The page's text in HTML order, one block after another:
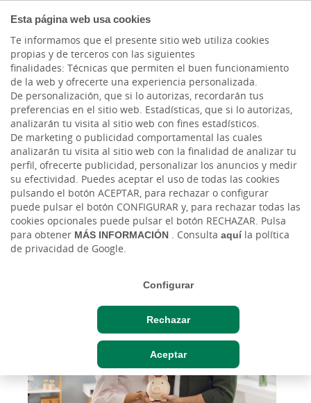
Esta página web usa cookies
Te informamos que el presente sitio web utiliza cookies
propias y de terceros con las siguientes
finalidades: Técnicas que permiten el buen funcionamiento
de la web y ofrecerte una experiencia personalizada.
De personalización, que si lo autorizas, recordarán tus
preferencias en el sitio web. Estadísticas, que si lo autorizas,
analizarán tu visita al sitio web con fines estadísticos.
De marketing o publicidad comportamental las cuales
analizarán tu visita al sitio web con la finalidad de analizar tu
perfil, ofrecerte publicidad, personalizar los anuncios y medir
su efectividad. Puedes aceptar el uso de todas las cookies
pulsando el botón ACEPTAR, para rechazar o configurar
puede pulsar el botón CONFIGURAR y, para rechazar todas las
cookies opcionales puede pulsar el botón RECHAZAR. Pulsa
para obtener MÁS INFORMACIÓN . Consulta aquíla política
de privacidad de Google.
Configurar
Rechazar
Aceptar
Actualidad
Ahorrar no es solo
guardar dinero: es
prepararse hoy para
poder elegir mañana.
Vie, 10/04/2026 - 12:00